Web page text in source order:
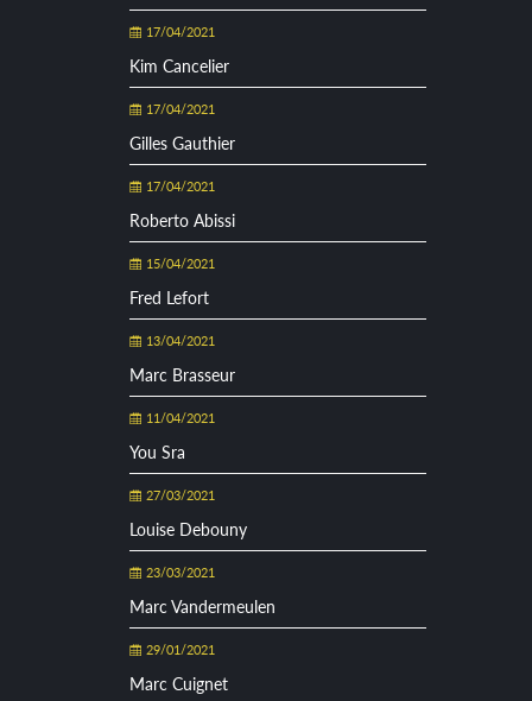
17/04/2021
Kim Cancelier
17/04/2021
Gilles Gauthier
17/04/2021
Roberto Abissi
15/04/2021
Fred Lefort
13/04/2021
Marc Brasseur
11/04/2021
You Sra
27/03/2021
Louise Debouny
23/03/2021
Marc Vandermeulen
29/01/2021
Marc Cuignet